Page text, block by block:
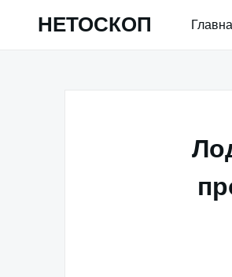
НЕТОСКОП